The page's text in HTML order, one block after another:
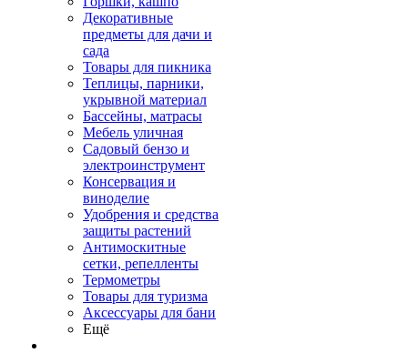
Декоративные
предметы для дачи и
сада
Товары для пикника
Теплицы, парники,
укрывной материал
Бассейны, матрасы
Мебель уличная
Садовый бензо и
электроинструмент
Консервация и
виноделие
Удобрения и средства
защиты растений
Антимоскитные
сетки, репелленты
Термометры
Товары для туризма
Аксессуары для бани
Ещё